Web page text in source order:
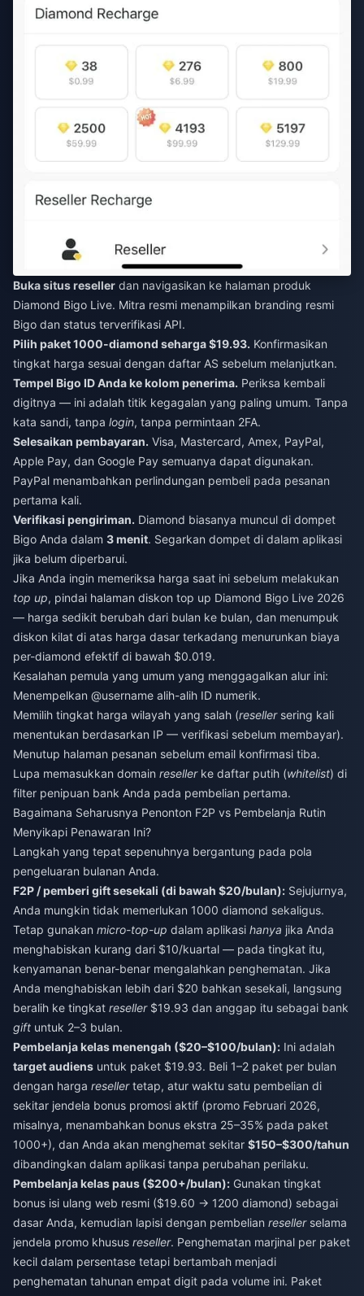
Buka situs reseller dan navigasikan ke halaman produk
Diamond Bigo Live. Mitra resmi menampilkan branding resmi
Bigo dan status terverifikasi API.
Pilih paket 1000-diamond seharga $19.93. Konfirmasikan
tingkat harga sesuai dengan daftar AS sebelum melanjutkan.
Tempel Bigo ID Anda ke kolom penerima. Periksa kembali
digitnya — ini adalah titik kegagalan yang paling umum. Tanpa
kata sandi, tanpa login, tanpa permintaan 2FA.
Selesaikan pembayaran. Visa, Mastercard, Amex, PayPal,
Apple Pay, dan Google Pay semuanya dapat digunakan.
PayPal menambahkan perlindungan pembeli pada pesanan
pertama kali.
Verifikasi pengiriman. Diamond biasanya muncul di dompet
Bigo Anda dalam 3 menit. Segarkan dompet di dalam aplikasi
jika belum diperbarui.
Jika Anda ingin memeriksa harga saat ini sebelum melakukan
top up, pindai halaman diskon top up Diamond Bigo Live 2026
— harga sedikit berubah dari bulan ke bulan, dan menumpuk
diskon kilat di atas harga dasar terkadang menurunkan biaya
per-diamond efektif di bawah $0.019.
Kesalahan pemula yang umum yang menggagalkan alur ini:
Menempelkan @username alih-alih ID numerik.
Memilih tingkat harga wilayah yang salah (resellersering kali
menentukan berdasarkan IP — verifikasi sebelum membayar).
Menutup halaman pesanan sebelum email konfirmasi tiba.
Lupa memasukkan domain resellerke daftar putih (whitelist) di
filter penipuan bank Anda pada pembelian pertama.
Bagaimana Seharusnya Penonton F2P vs Pembelanja Rutin
Menyikapi Penawaran Ini?
Langkah yang tepat sepenuhnya bergantung pada pola
pengeluaran bulanan Anda.
F2P / pemberi gift sesekali (di bawah $20/bulan): Sejujurnya,
Anda mungkin tidak memerlukan 1000 diamond sekaligus.
Tetap gunakan micro-top-up dalam aplikasi hanya jika Anda
menghabiskan kurang dari $10/kuartal — pada tingkat itu,
kenyamanan benar-benar mengalahkan penghematan. Jika
Anda menghabiskan lebih dari $20 bahkan sesekali, langsung
beralih ke tingkat reseller$19.93 dan anggap itu sebagai bank
gift untuk 2–3 bulan.
Pembelanja kelas menengah ($20–$100/bulan): Ini adalah
target audiens untuk paket $19.93. Beli 1–2 paket per bulan
dengan harga resellertetap, atur waktu satu pembelian di
sekitar jendela bonus promosi aktif (promo Februari 2026,
misalnya, menambahkan bonus ekstra 25–35% pada paket
1000+), dan Anda akan menghemat sekitar $150–$300/tahun
dibandingkan dalam aplikasi tanpa perubahan perilaku.
Pembelanja kelas paus ($200+/bulan): Gunakan tingkat
bonus isi ulang web resmi ($19.60 → 1200 diamond) sebagai
dasar Anda, kemudian lapisi dengan pembelian resellerselama
jendela promo khusus reseller. Penghematan marjinal per paket
kecil dalam persentase tetapi bertambah menjadi
penghematan tahunan empat digit pada volume ini. Paket